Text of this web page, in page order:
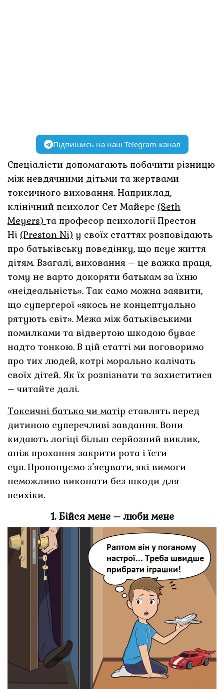
Підпишись на наш Telegram-канал
Спеціалісти допомагають побачити різницю
між невдячними дітьми та жертвами
токсичного виховання. Наприклад,
клінічний психолог Сет Майєрс (Seth
Meyers) та професор психології Престон
Ні (Preston Ni) у своїх статтях розповідають
про батьківську поведінку, що псує життя
дітям. Взагалі, виховання – це важка праця,
тому не варто докоряти батькам за їхню
«неідеальність». Так само можна заявити,
що супергерої «якось не концептуально
рятують світ». Межа між батьківськими
помилками та відвертою шкодою буває
надто тонкою. В цій статті ми поговоримо
про тих людей, котрі морально калічать
своїх дітей. Як їх розпізнати та захиститися
– читайте далі.
Токсичні батько чи матір ставлять перед
дитиною суперечливі завдання. Вони
кидають логіці більш серйозний виклик,
аніж прохання закрити рота і їсти
суп. Пропонуємо з’ясувати, які вимоги
неможливо виконати без шкоди для
психіки.
1. Бійся мене – люби мене